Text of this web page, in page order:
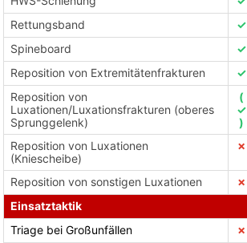
Rettungsband
✓
Spineboard
✓
Reposition von Extremitätenfrakturen
✓
Reposition von
Luxationen/Luxationsfrakturen (oberes
Sprunggelenk)
(
✓
)
Reposition von Luxationen
(Kniescheibe)
✗
Reposition von sonstigen Luxationen ✗
Einsatztaktik
Triage bei Großunfällen
✗